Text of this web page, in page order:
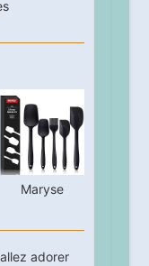
Maryse
adorer